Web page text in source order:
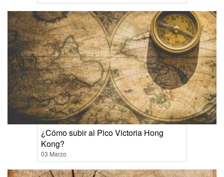
¿Cómo subir al Pico Victoria Hong
Kong?
03 Marzo